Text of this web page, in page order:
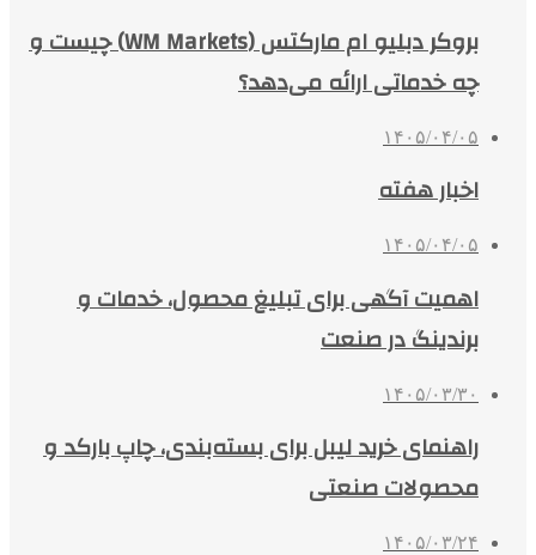
بروکر دبلیو ام مارکتس (WM Markets) چیست و
چه خدماتی ارائه می‌دهد؟
۱۴۰۵/۰۴/۰۵
اخبار هفته
۱۴۰۵/۰۴/۰۵
اهمیت آگهی برای تبلیغ محصول، خدمات و
برندینگ در صنعت
۱۴۰۵/۰۳/۳۰
راهنمای خرید لیبل برای بسته‌بندی، چاپ بارکد و
محصولات صنعتی
۱۴۰۵/۰۳/۲۴